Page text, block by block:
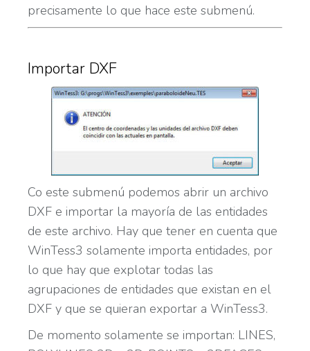
precisamente lo que hace este submenú.
Importar DXF
Co este submenú podemos abrir un archivo
DXF e importar la mayoría de las entidades
de este archivo. Hay que tener en cuenta que
WinTess3 solamente importa entidades, por
lo que hay que explotar todas las
agrupaciones de entidades que existan en el
DXF y que se quieran exportar a WinTess3.
De momento solamente se importan: LINES,